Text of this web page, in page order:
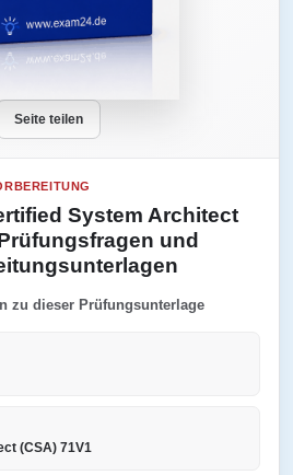
Seite teilen
System Architect
und
zu dieser Prüfungsunterlage
(CSA) 71V1